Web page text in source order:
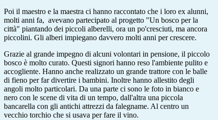
Poi il maestro e la maestra ci hanno raccontato che i loro ex alunni,
molti anni fa, avevano partecipato al progetto "Un bosco per la
città" piantando dei piccoli alberelli, ora un po'cresciuti, ma ancora
piccolini. Gli alberi impiegano davvero molti anni per crescere.
Grazie al grande impegno di alcuni volontari in pensione, il piccolo
bosco è molto curato. Questi signori hanno reso l'ambiente pulito e
accogliente. Hanno anche realizzato un grande trattore con le balle
di fieno per far divertire i bambini. Inoltre hanno allestito degli
angoli molto particolari. Da una parte ci sono le foto in bianco e
nero con le scene di vita di un tempo, dall'altra una piccola
bancarella con gli antichi attrezzi da falegname. Al centro un
vecchio torchio che si usava per fare il vino.